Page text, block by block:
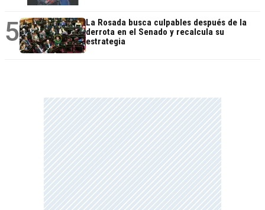
5
La Rosada busca culpables después de la
derrota en el Senado y recalcula su
estrategia